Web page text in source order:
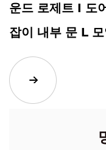
운드 로제트 I 도
잡이 내부 문 L